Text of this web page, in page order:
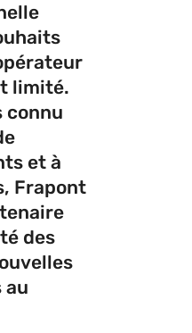
limité.
connu
et à
Frapont
des
au